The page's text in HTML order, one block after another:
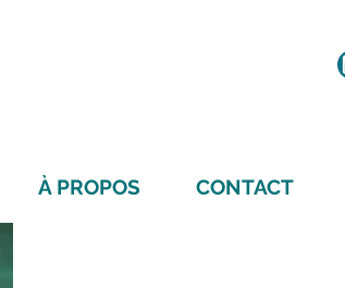
À PROPOS CONTACT